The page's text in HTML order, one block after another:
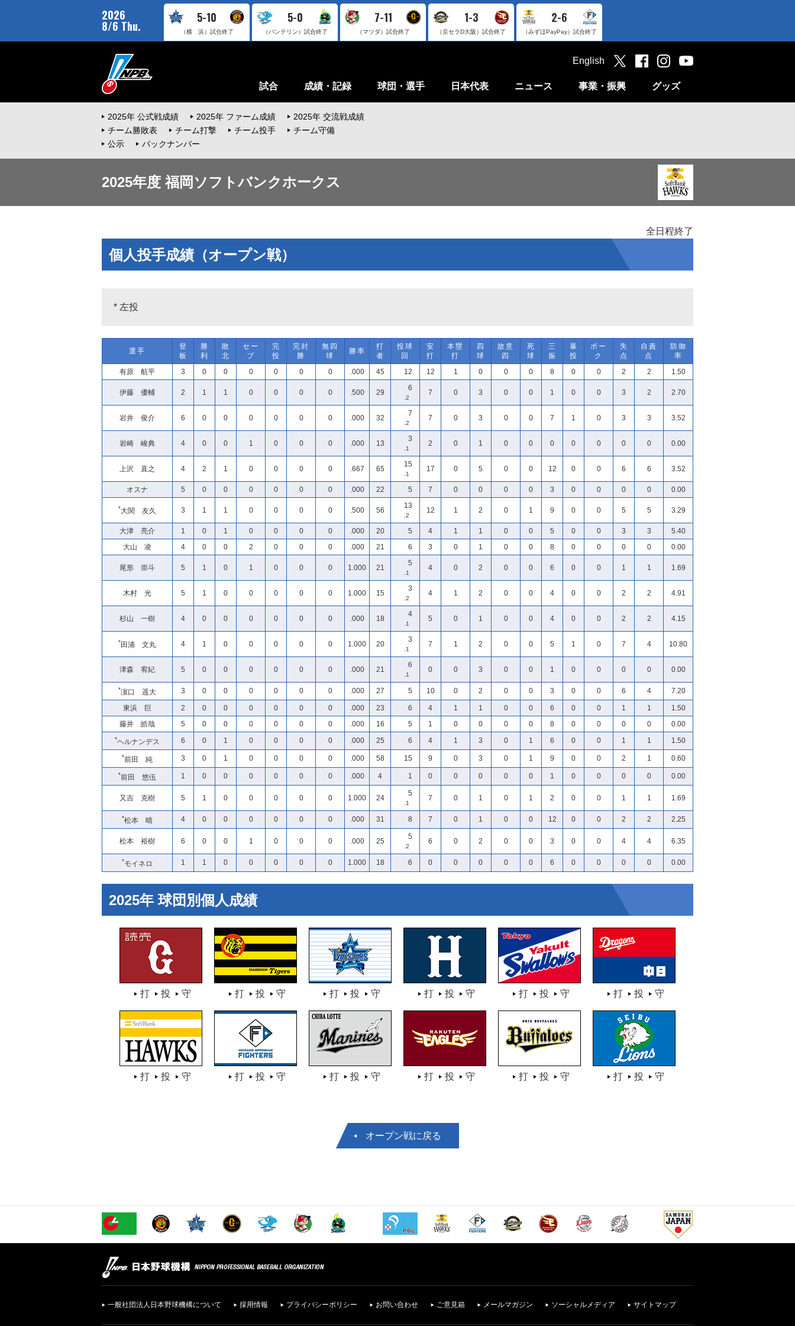
2026
8/6 Thu.
5-10
（横 浜） 試合終了
5-0
（バンテリン） 試合終了
7-11
（マツダ） 試合終了
1-3
（京セラD大阪） 試合終了
2-6
（みずほPayPay） 試合終了
試合 成績・記録 球団・選手 日本代表 ニュース 事業・振興 グッズ
English
2025年 公式戦成績 2025年 ファーム成績
2025年 交流戦成績
チーム勝敗表
チーム打撃 チーム投手
チーム守備
公示
バックナンバー
2025年度 福岡ソフトバンクホークス
全日程終了
個人投手成績（オープン戦）
* 左投
選手
登
板
勝
利
敗
北
セー
ブ
完
投
完封
勝
無四
球
勝率
打
者
投球
回
安
打
本塁
打
四
球
故意
四
死
球
三
振
暴
投
ボー
ク
失
点
自責
点
防御
率
有原 航平
3 0 0 0 0 0 0 .000 45 12 12 1 0 0 0 8 0 0 2 2 1.50
伊藤 優輔 2 1 1 0 0 0 0 .500 29
6
.2
7 0 3 0 0 1 0 0 3 2 2.70
岩井 俊介 6 0 0 0 0 0 0 .000 32
7
.2
7 0 3 0 0 7 1 0 3 3 3.52
岩崎 峻典 4 0 0 1 0 0 0 .000 13
3
.1
2 0 1 0 0 0 0 0 0 0 0.00
上沢 直之 4 2 1 0 0 0 0 .667 65
15
.1
17 0 5 0 0 12 0 0 6 6 3.52
オスナ 5 0 0 0 0 0 0 .000 22 5 7 0 0 0 0 3 0 0 0 0 0.00
*大関 友久 3 1 1 0 0 0 0 .500 56
13
.2
12 1 2 0 1 9 0 0 5 5 3.29
大津 亮介 1 0 1 0 0 0 0 .000 20 5 4 1 1 0 0 5 0 0 3 3
5.40
大山 凌
4 0 0 2 0 0 0 .000 21 6 3 0 1 0 0 8 0 0 0 0 0.00
尾形 崇斗 5 1 0 1 0 0 0 1.000 21
5
.1
4 0 2 0 0 6 0 0 1 1 1.69
木村 光 5 1 0 0 0 0 0 1.000 15
3
.2
4 1 2 0 0 4 0 0 2 2 4.91
杉山 一樹 4 0 0 0 0 0 0 .000 18
4
.1
5 0 1 0 0 4 0 0 2 2 4.15
*田浦 文丸 4 1 0 0 0 0 0 1.000 20
3
.1
7 1 2 0 0 5 1 0 7 4 10.80
津森 宥紀 5 0 0 0 0 0 0 .000 21
6
.1
0 0 3 0 0 1 0 0 0 0 0.00
*濵口 遥大 3 0 0 0 0 0 0 .000 27 5 10 0 2 0 0 3 0 0 6 4 7.20
東浜 巨 2 0 0 0 0 0 0 .000 23 6 4 1 1 0 0 6 0 0 1 1
1.50
藤井 皓哉
5 0 0 0 0 0 0 .000 16 5 1 0 0 0 0 8 0 0 0 0 0.00
*ヘルナンデス 6 0 1 0 0 0 0 .000 25 6 4 1 3 0 1 6 0 0 1 1 1.50
*前田 純 3 0 1 0 0 0 0 .000 58 15 9 0 3 0 1 9 0 0 2 1 0.60
*前田 悠伍 1 0 0 0 0 0 0 .000 4 1 0 0 0 0 0 1 0 0 0 0 0.00
又吉 克樹 5 1 0 0 0 0 0 1.000 24
5
.1
7 0 1 0 1 2 0 0 1 1 1.69
*松本 晴 4 0 0 0 0 0 0 .000 31 8 7 0 1 0 0 12 0 0 2 2 2.25
松本 裕樹 6 0 0 1 0 0 0 .000 25
5
.2
6 0 2 0 0 3 0 0 4 4 6.35
*モイネロ 1 1 0 0 0 0 0 1.000 18 6 0 0 0 0 0 6 0 0 0 0 0.00
2025年 球団別個人成績
打 投 守 打 投 守 打 投 守 打 投 守 打 投 守 打 投 守
打 投 守 打 投 守 打 投 守 打 投 守 打 投 守 打 投 守
オープン戦に戻る
一般社団法人日本野球機構について 採用情報 プライバシーポリシー お問い合わせ ご意見箱 メールマガジン ソーシャルメディア サイトマップ